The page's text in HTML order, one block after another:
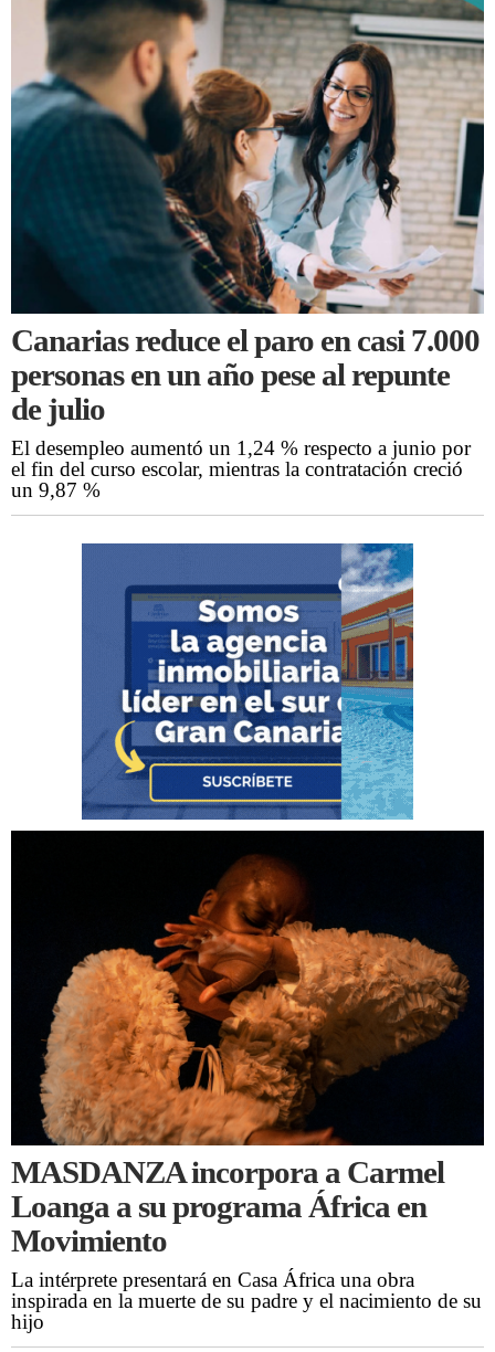
Canarias reduce el paro en casi 7.000
personas en un año pese al repunte
de julio
El desempleo aumentó un 1,24 % respecto a junio por
el fin del curso escolar, mientras la contratación creció
un 9,87 %
MASDANZA incorpora a Carmel
Loanga a su programa África en
Movimiento
La intérprete presentará en Casa África una obra
inspirada en la muerte de su padre y el nacimiento de su
hijo